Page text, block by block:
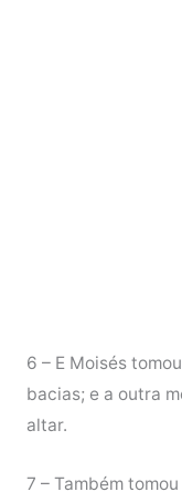
6 – E Moisés
bacias; e a outra
altar.
7 – Também